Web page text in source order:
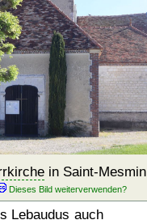
in Saint-Mesmin
Lebaudus auch